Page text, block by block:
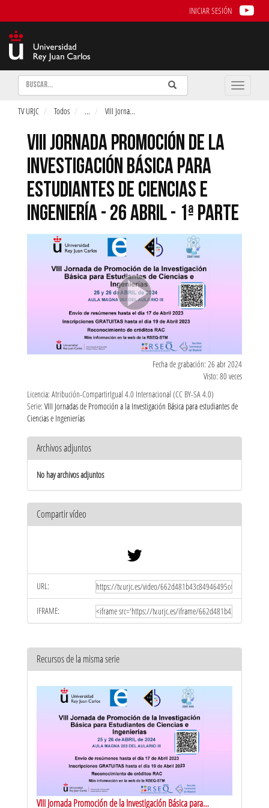
INICIAR SESIÓN
Buscar Enviar
Buscar
Toggle
TV URJC Todos ... VIII Jorna...
VIII JORNADA PROMOCIÓN DE LA
INVESTIGACIÓN BÁSICA PARA
ESTUDIANTES DE CIENCIAS E
INGENIERÍA - 26 ABRIL - 1ª PARTE
Fecha de grabación: 26 abr 2024
Visto: 80 veces
Licencia: Atribución-CompartirIgual 4.0 Internacional (CC BY-SA 4.0)
Serie: VIII Jornadas de Promoción a la Investigación Básica para estudiantes de
Ciencias e Ingenierías
Archivos adjuntos
No hay archivos adjuntos
Compartir vídeo
URL:
IFRAME:
Recursos de la misma serie
VIII Jornada Promoción de la Investigación Básica para